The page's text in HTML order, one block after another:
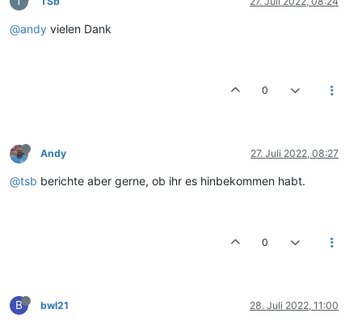
@andy vielen Dank
0
Andy 27. Juli 2022, 08:27
@tsb berichte aber gerne, ob ihr es hinbekommen habt.
0
B bwl21 28. Juli 2022, 11:00